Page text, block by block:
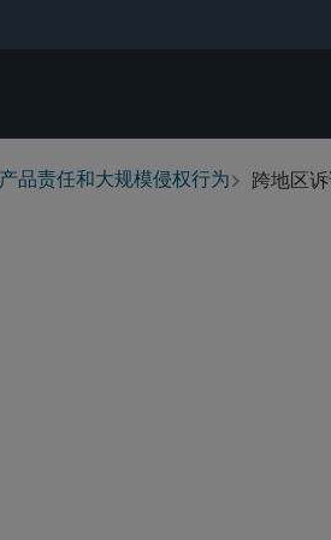
产品责任和大规模侵权行为 跨地区